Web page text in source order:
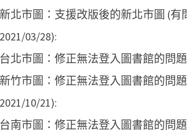
新北市圖：支援改版後的新北市圖 (有
03/28):
台北市圖：修正無法登入圖書館的問題
新竹市圖：修正無法登入圖書館的問題
10/21):
台南市圖：修正無法登入圖書館的問題